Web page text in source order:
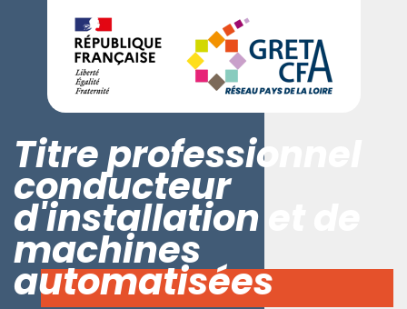
Titre professionnel
conducteur
d'installation et de
machines
automatisées